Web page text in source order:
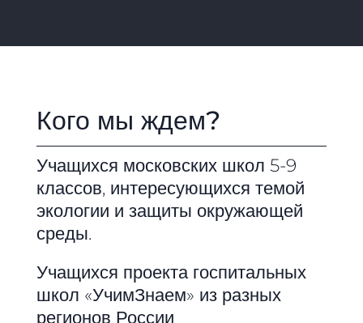
Кого мы ждем?
Учащихся московских школ 5-9
классов, интересующихся темой
экологии и защиты окружающей
среды.
Учащихся проекта госпитальных
школ «УчимЗнаем» из разных
регионов России